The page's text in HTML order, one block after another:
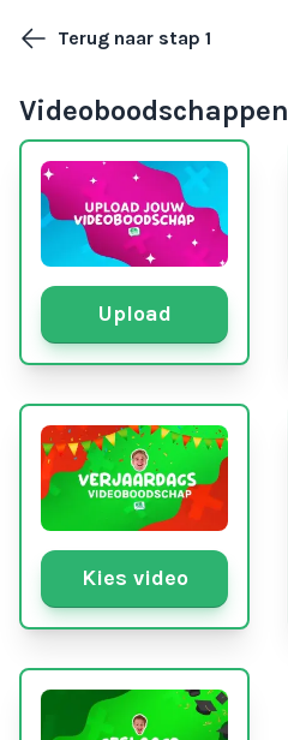
Terug naar stap 1
Videoboodschappen
Upload
Kies video